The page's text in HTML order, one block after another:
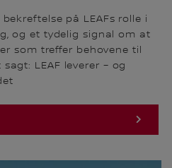
på LEAFs rolle i
og et tydelig signal om at
som treffer behovene til
LEAF leverer – og